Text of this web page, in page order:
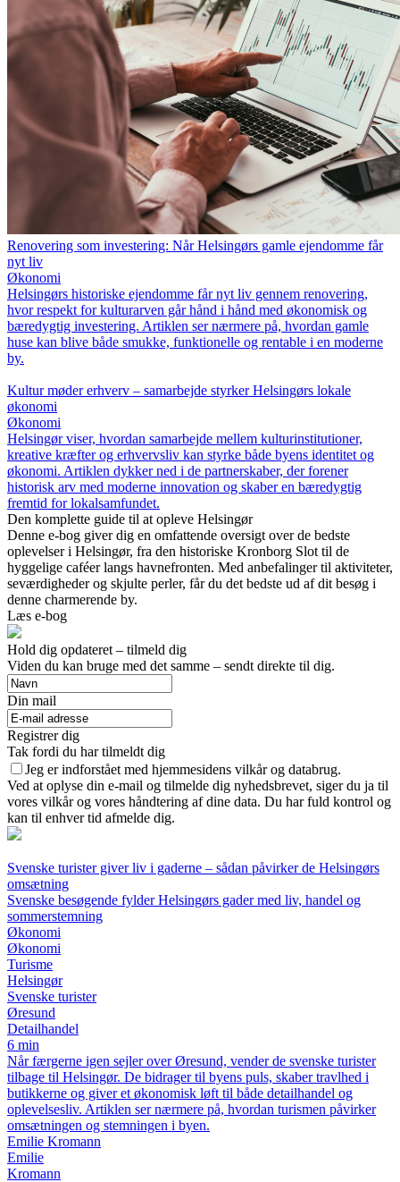
Renovering som investering: Når Helsingørs gamle ejendomme får
nyt liv
Økonomi
Helsingørs historiske ejendomme får nyt liv gennem renovering,
hvor respekt for kulturarven går hånd i hånd med økonomisk og
bæredygtig investering. Artiklen ser nærmere på, hvordan gamle
huse kan blive både smukke, funktionelle og rentable i en moderne
by.
Kultur møder erhverv – samarbejde styrker Helsingørs lokale
økonomi
Økonomi
Helsingør viser, hvordan samarbejde mellem kulturinstitutioner,
kreative kræfter og erhvervsliv kan styrke både byens identitet og
økonomi. Artiklen dykker ned i de partnerskaber, der forener
historisk arv med moderne innovation og skaber en bæredygtig
fremtid for lokalsamfundet.
Den komplette guide til at opleve Helsingør
Denne e-bog giver dig en omfattende oversigt over de bedste
oplevelser i Helsingør, fra den historiske Kronborg Slot til de
hyggelige caféer langs havnefronten. Med anbefalinger til aktiviteter,
seværdigheder og skjulte perler, får du det bedste ud af dit besøg i
denne charmerende by.
Læs e-bog
Hold dig opdateret – tilmeld dig
Viden du kan bruge med det samme – sendt direkte til dig.
Din mail
Registrer dig
Tak fordi du har tilmeldt dig
Jeg er indforstået med hjemmesidens vilkår og databrug.
Ved at oplyse din e-mail og tilmelde dig nyhedsbrevet, siger du ja til
vores vilkår og vores håndtering af dine data. Du har fuld kontrol og
kan til enhver tid afmelde dig.
Svenske turister giver liv i gaderne – sådan påvirker de Helsingørs
omsætning
Svenske besøgende fylder Helsingørs gader med liv, handel og
sommerstemning
Økonomi
Økonomi
Turisme
Helsingør
Svenske turister
Øresund
Detailhandel
6 min
Når færgerne igen sejler over Øresund, vender de svenske turister
tilbage til Helsingør. De bidrager til byens puls, skaber travlhed i
butikkerne og giver et økonomisk løft til både detailhandel og
oplevelsesliv. Artiklen ser nærmere på, hvordan turismen påvirker
omsætningen og stemningen i byen.
Emilie Kromann
Emilie
Kromann